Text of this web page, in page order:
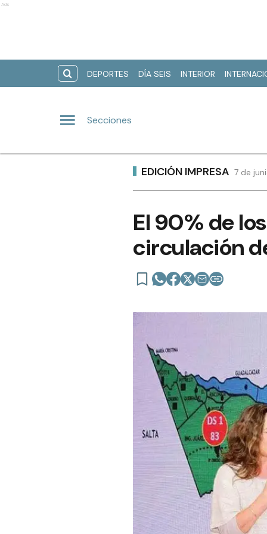
Ads
DEPORTES DÍA SEIS INTERIOR
Secciones
EDICIÓN IMPRESA 7 de
El 90% de
circulación